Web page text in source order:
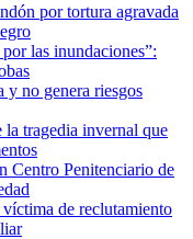
por tortura agravada
las inundaciones”:
y no genera riesgos
la tragedia invernal que
Centro Penitenciario de
de reclutamiento